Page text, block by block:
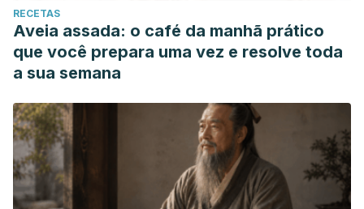
RECETAS
Aveia assada: o café da manhã prático
que você prepara uma vez e resolve toda
a sua semana